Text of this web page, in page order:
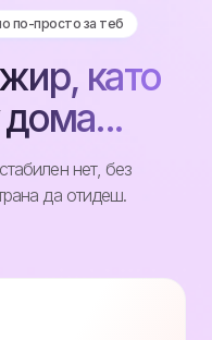
по-просто за теб
като
дома...
нет, без
да отидеш.